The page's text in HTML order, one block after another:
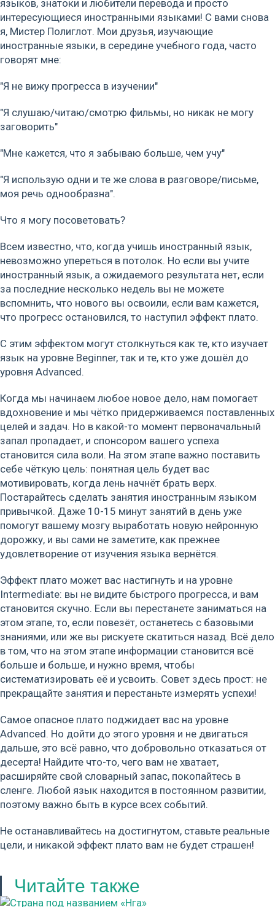
языков, знатоки и любители перевода и просто
интересующиеся иностранными языками! С вами снова
я, Мистер Полиглот. Мои друзья, изучающие
иностранные языки, в середине учебного года, часто
говорят мне:
"Я не вижу прогресса в изучении"
"Я слушаю/читаю/смотрю фильмы, но никак не могу
заговорить"
"Мне кажется, что я забываю больше, чем учу"
"Я использую одни и те же слова в разговоре/письме,
моя речь однообразна".
Что я могу посоветовать?
Всем известно, что, когда учишь иностранный язык,
невозможно упереться в потолок. Но если вы учите
иностранный язык, а ожидаемого результата нет, если
за последние несколько недель вы не можете
вспомнить, что нового вы освоили, если вам кажется,
что прогресс остановился, то наступил эффект плато.
С этим эффектом могут столкнуться как те, кто изучает
язык на уровне Beginner, так и те, кто уже дошёл до
уровня Advanced.
Когда мы начинаем любое новое дело, нам помогает
вдохновение и мы чётко придерживаемся поставленных
целей и задач. Но в какой-то момент первоначальный
запал пропадает, и спонсором вашего успеха
становится сила воли. На этом этапе важно поставить
себе чёткую цель: понятная цель будет вас
мотивировать, когда лень начнёт брать верх.
Постарайтесь сделать занятия иностранным языком
привычкой. Даже 10-15 минут занятий в день уже
помогут вашему мозгу выработать новую нейронную
дорожку, и вы сами не заметите, как прежнее
удовлетворение от изучения языка вернётся.
Эффект плато может вас настигнуть и на уровне
Intermediate: вы не видите быстрого прогресса, и вам
становится скучно. Если вы перестанете заниматься на
этом этапе, то, если повезёт, останетесь с базовыми
знаниями, или же вы рискуете скатиться назад. Всё дело
в том, что на этом этапе информации становится всё
больше и больше, и нужно время, чтобы
систематизировать её и усвоить. Совет здесь прост: не
прекращайте занятия и перестаньте измерять успехи!
Самое опасное плато поджидает вас на уровне
Advanced. Но дойти до этого уровня и не двигаться
дальше, это всё равно, что добровольно отказаться от
десерта! Найдите что-то, чего вам не хватает,
расширяйте свой словарный запас, покопайтесь в
сленге. Любой язык находится в постоянном развитии,
поэтому важно быть в курсе всех событий.
Не останавливайтесь на достигнутом, ставьте реальные
цели, и никакой эффект плато вам не будет страшен!
Читайте также